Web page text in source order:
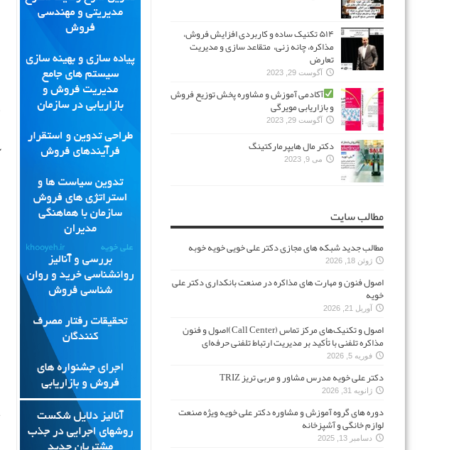
۵۱۴ تکنیک ساده و کاربردی افزایش فروش،
مذاکره، چانه زنی، متقاعد سازی و مدیریت
تعارض
آگوست 29, 2023
آکادمی آموزش و مشاوره پخش توزیع فروش
و بازاریابی مویرگی
آگوست 29, 2023
دکتر مال هایپرمارکتینگ
می 9, 2023
مطالب سایت
مطالب جدید شبکه های مجازی دکتر علی خویی خویه خوبه
ژوئن 18, 2026
اصول فنون و مهارت های مذاکره در صنعت بانکداری دکتر علی
خویه
آوریل 21, 2026
اصول و تکنیک‌های مرکز تماس (Call Center)اصول و فنون
مذاکره تلفنی با تأکید بر مدیریت ارتباط تلفنی حرفه‌ای
فوریه 5, 2026
دکتر علی خویه مدرس مشاور و مربی تریز TRIZ
ژانویه 31, 2026
دوره های گروه آموزش و مشاوره دکتر علی خویه ویژه صنعت
لوازم خانگی و آشپزخانه
دسامبر 13, 2025